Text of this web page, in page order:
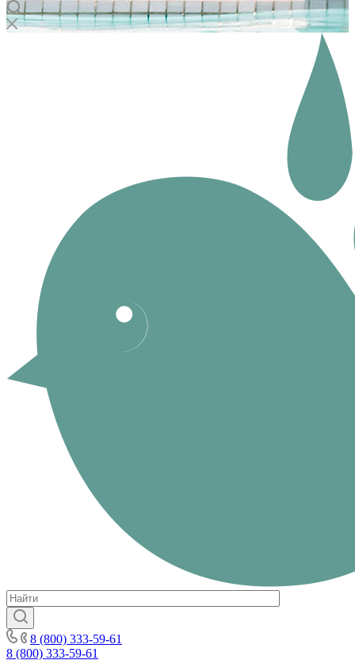
8 (800) 333-59-61
8 (800) 333-59-61